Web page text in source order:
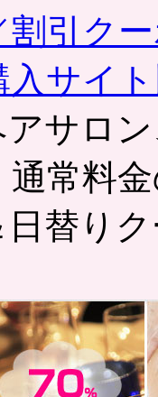
引ク
サイ
サロ
常料
替り